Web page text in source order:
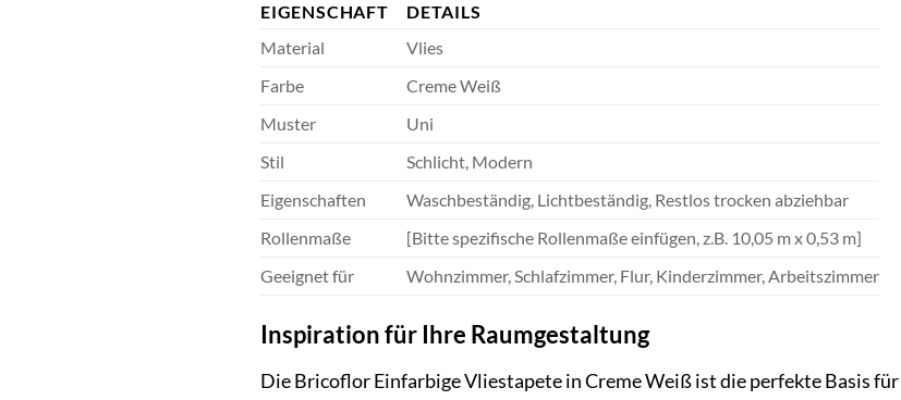
EIGENSCHAFT
DETAILS
Material
Vlies
Farbe
Creme Weiß
Muster
Uni
Stil
Schlicht, Modern
Eigenschaften
Waschbeständig, Lichtbeständig, Restlos trocken abziehbar
Rollenmaße
[Bitte spezifische Rollenmaße einfügen, z.B. 10,05 m x 0,53 m]
Geeignet für
Wohnzimmer, Schlafzimmer, Flur, Kinderzimmer, Arbeitszimmer
Inspiration für Ihre Raumgestaltung
Die Bricoflor Einfarbige Vliestapete in Creme Weiß ist die perfekte Basis